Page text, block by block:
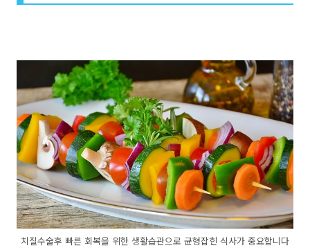
치질수술후 빠른 회복을 위한 생활습관으로 균형잡힌 식사가 중요합니다